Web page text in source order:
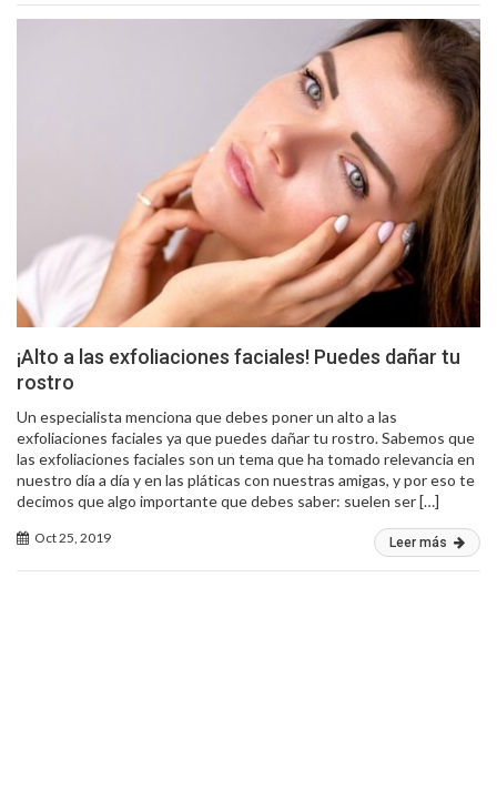
¡Alto a las exfoliaciones faciales! Puedes dañar tu
rostro
Un especialista menciona que debes poner un alto a las
exfoliaciones faciales ya que puedes dañar tu rostro. Sabemos que
las exfoliaciones faciales son un tema que ha tomado relevancia en
nuestro día a día y en las pláticas con nuestras amigas, y por eso te
decimos que algo importante que debes saber: suelen ser […]
Oct 25, 2019 Leer más